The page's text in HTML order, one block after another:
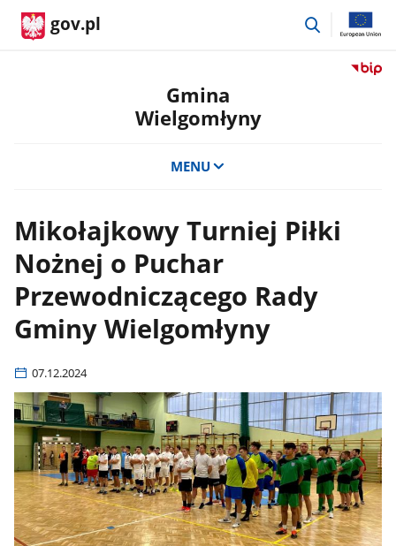
gov.pl
przejdź
Przejdź
Gmina
Wielgomłyny
MENU
Mikołajkowy Turniej Piłki
Nożnej o Puchar
Przewodniczącego Rady
Gminy Wielgomłyny
07.12.2024